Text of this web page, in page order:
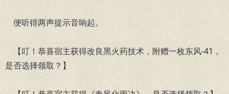
便听得两声提示音响起。
【叮！恭喜宿主获得改良黑火药技术，附赠一枚东风-41，
是否选择领取？】